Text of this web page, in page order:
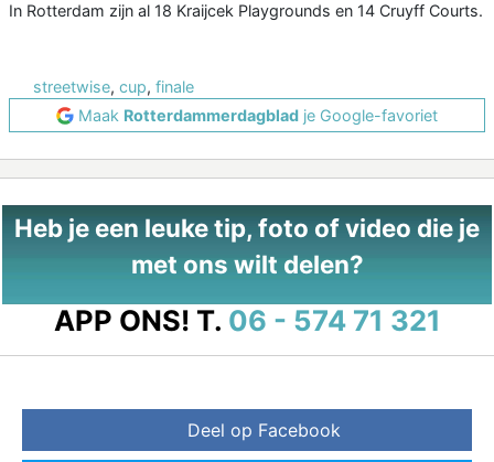
In Rotterdam zijn al 18 Kraijcek Playgrounds en 14 Cruyff Courts.
streetwise, cup, finale
Maak Rotterdammerdagblad je Google-favoriet
Heb je een leuke tip, foto of video die je
met ons wilt delen?
APP ONS! T. 06 - 574 71 321
Deel op Facebook